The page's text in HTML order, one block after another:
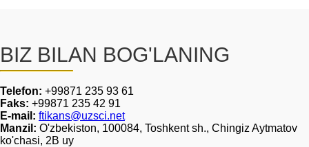
BIZ BILAN BOG'LANING
Telefon: +99871 235 93 61
Faks: +99871 235 42 91
E-mail: ftikans@uzsci.net
Manzil: O'zbekiston, 100084, Toshkent sh., Chingiz Aytmatov
ko'chasi, 2B uy